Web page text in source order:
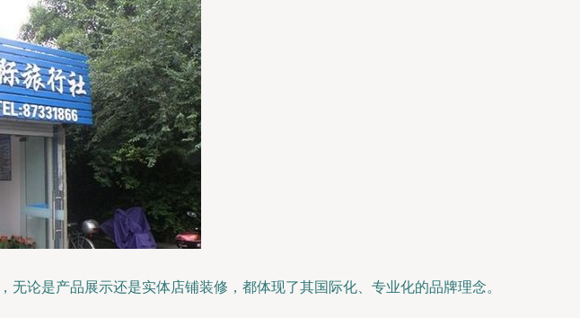
论是产品展示还是实体店铺装修，都体现了其国际化、专业化的品牌理念。